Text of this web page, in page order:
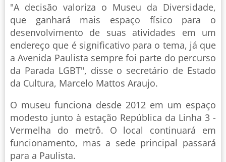
"A decisão valoriza o Museu da Diversidade,
que ganhará mais espaço físico para o
desenvolvimento de suas atividades em um
endereço que é significativo para o tema, já que
a Avenida Paulista sempre foi parte do percurso
da Parada LGBT", disse o secretário de Estado
da Cultura, Marcelo Mattos Araujo.
O museu funciona desde 2012 em um espaço
modesto junto à estação República da Linha 3 -
Vermelha do metrô. O local continuará em
funcionamento, mas a sede principal passará
para a Paulista.